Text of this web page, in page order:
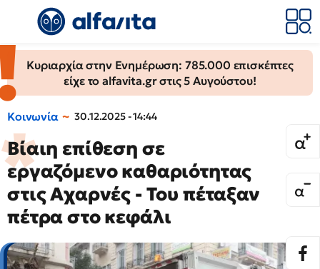
Κυριαρχία στην Ενημέρωση: 785.000 επισκέπτες
είχε το alfavita.gr στις 5 Αυγούστου!
Κοινωνία 30.12.2025 - 14:44
Βίαιη επίθεση σε
εργαζόμενο καθαριότητας
στις Αχαρνές - Του πέταξαν
πέτρα στο κεφάλι